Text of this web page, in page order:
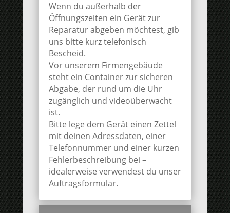
Wenn du außerhalb der
Öffnungszeiten ein Gerät zur
Reparatur abgeben möchtest, gib
uns bitte kurz telefonisch
Bescheid.
Vor unserem Firmengebäude
steht ein Container zur sicheren
Abgabe, der rund um die Uhr
zugänglich und videoüberwacht
ist.
Bitte lege dem Gerät einen Zettel
mit deinen Adressdaten, einer
Telefonnummer und einer kurzen
Fehlerbeschreibung bei –
idealerweise verwendest du unser
Auftragsformular.